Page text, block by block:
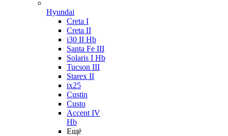
Hyundai
Creta I
Creta II
i30 II Hb
Santa Fe III
Solaris I Hb
Tucson III
Starex II
ix25
Custin
Custo
Accent IV
Hb
Ещё